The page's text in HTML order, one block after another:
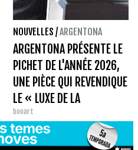
NOUVELLES /ARGENTONA
ARGENTONA PRÉSENTE LE
PICHET DE L'ANNÉE 2026,
UNE PIÈCE QUI REVENDIQUE
LE « LUXE DE LA
SIMPLICITÉ ».
bonart